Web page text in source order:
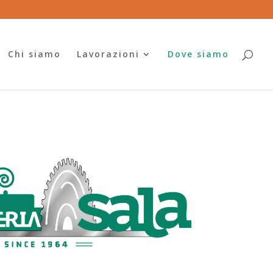
Chi siamo Lavorazioni Dove siamo